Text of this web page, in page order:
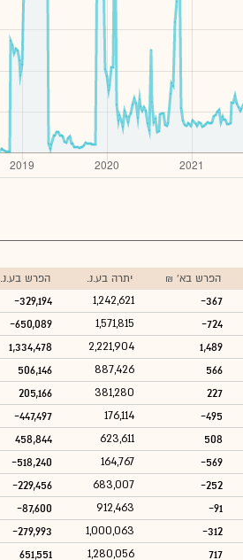
הפרש בא' ₪ יתרה בע.נ. הפרש בע.נ.
-367
1,242,621
-329,194
-724
1,571,815
-650,089
1,489
2,221,904
1,334,478
566
887,426
506,146
227
381,280
205,166
-495
176,114
-447,497
508
623,611
458,844
-569
164,767
-518,240
-252
683,007
-229,456
-91
912,463
-87,600
-312
1,000,063
-279,993
717
1,280,056
651,551